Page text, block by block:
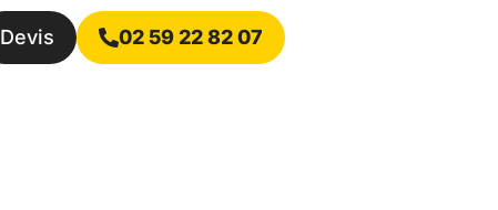
Devis 02 59 22 82 07